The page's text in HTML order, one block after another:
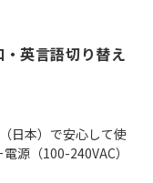
英言語切り替え
日本）で安心して使
源（100-240VAC）